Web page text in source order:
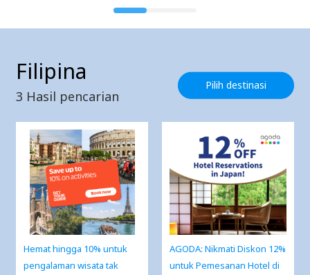
Filipina
3 Hasil pencarian
Pilih destinasi
Hemat hingga 10% untuk
pengalaman wisata tak
AGODA: Nikmati Diskon 12%
untuk Pemesanan Hotel di